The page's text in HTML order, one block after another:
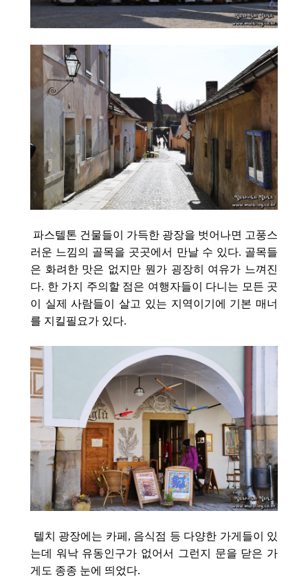
파스텔톤 건물들이 가득한 광장을 벗어나면 고풍스
러운 느낌의 골목을 곳곳에서 만날 수 있다. 골목들
은 화려한 맛은 없지만 뭔가 굉장히 여유가 느껴진
다. 한 가지 주의할 점은 여행자들이 다니는 모든 곳
이 실제 사람들이 살고 있는 지역이기에 기본 매너
를 지킬필요가 있다.
텔치 광장에는 카페, 음식점 등 다양한 가게들이 있
는데 워낙 유동인구가 없어서 그런지 문을 닫은 가
게도 종종 눈에 띄었다.